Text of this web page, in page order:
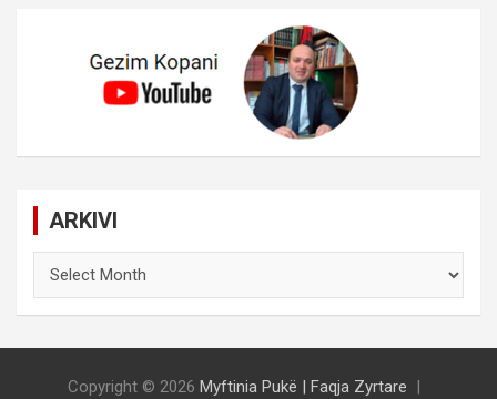
ARKIVI
Copyright © 2026 Myftinia Pukë | Faqja Zyrtare